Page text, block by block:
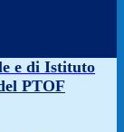
e di Istituto
PTOF